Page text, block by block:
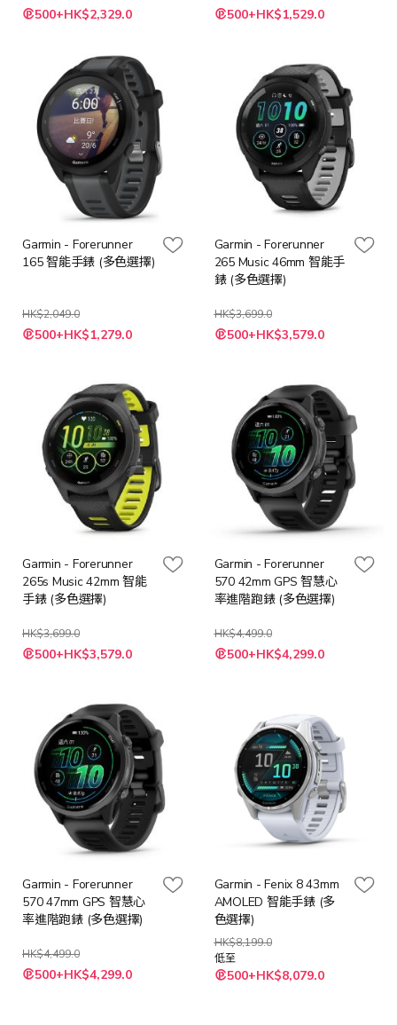
特
殊 500+HK$2,329.0
特
殊 500+HK$1,529.0
Garmin - Forerunner
165 智能手錶 (多色選擇)
HK$2,049.0
500+HK$1,279.0
Garmin - Forerunner
265 Music 46mm 智能手
錶 (多色選擇)
HK$3,699.0
500+HK$3,579.0
Garmin - Forerunner
265s Music 42mm 智能
手錶 (多色選擇)
HK$3,699.0
500+HK$3,579.0
Garmin - Forerunner
570 42mm GPS 智慧心
率進階跑錶 (多色選擇)
HK$4,499.0
500+HK$4,299.0
Garmin - Forerunner
570 47mm GPS 智慧心
率進階跑錶 (多色選擇)
HK$4,499.0
500+HK$4,299.0
Garmin - Fenix 8 43mm
AMOLED 智能手錶 (多
色選擇)
HK$8,199.0
低至
500+HK$8,079.0